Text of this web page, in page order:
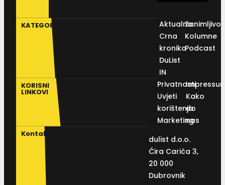
KATEGORIJE
Aktualno
Crna
kronika
DuList
IN
Kolumne
Podcast
KORISNI
LINKOVI
Privatnosti
Uvjeti
korištenja
Marketing
Kako
do
nas
Kontakt
dulist d.o.o.
Ćira Carića 3,
20 000
Dubrovnik